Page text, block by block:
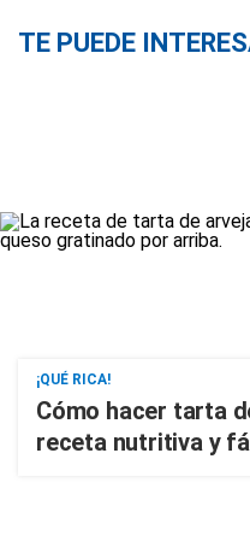
TE PUEDE
¡QUÉ RICA!
Cómo hacer tarta
receta nutritiva y